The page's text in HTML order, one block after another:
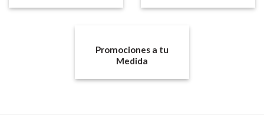
Promociones a tu
Medida